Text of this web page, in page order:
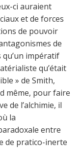
ci auraient
et de forces
de pouvoir
de
impératif
qu’était
» de Smith,
même, pour faire
de l’alchimie, il
la
entre
de pratico-inerte